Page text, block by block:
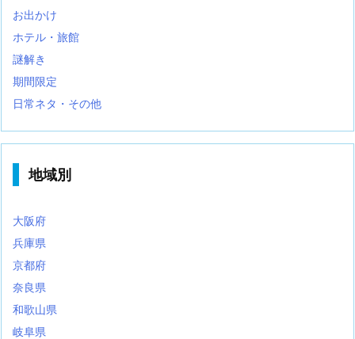
お出かけ
ホテル・旅館
謎解き
期間限定
日常ネタ・その他
地域別
大阪府
兵庫県
京都府
奈良県
和歌山県
岐阜県